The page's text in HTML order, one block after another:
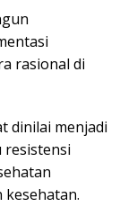
rasional di
dinilai menjadi
resistensi